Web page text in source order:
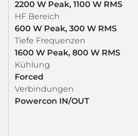
2200 W Peak, 1100 W RMS
HF Bereich
600 W Peak, 300 W RMS
Tiefe Frequenzen
1600 W Peak, 800 W RMS
Kühlung
Forced
Verbindungen
Powercon IN/OUT